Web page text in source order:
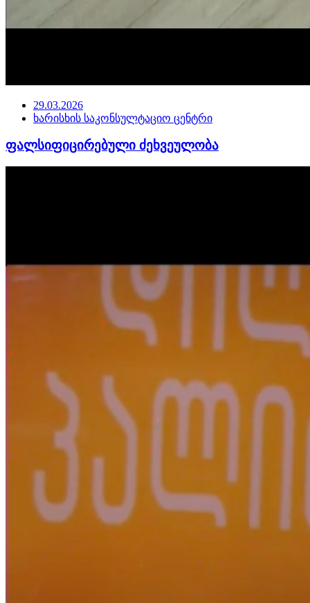
29.03.2026
ხარისხის საკონსულტაციო ცენტრი
ფალსიფიცირებული ძეხვეულობა